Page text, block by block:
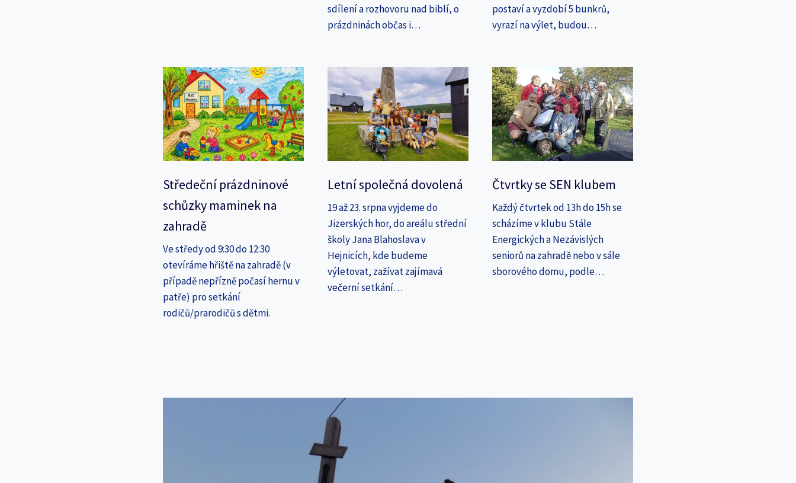
sdílení a rozhovoru nad biblí, o
prázdninách občas i…
postaví a vyzdobí 5 bunkrů,
vyrazí na výlet, budou…
Středeční prázdninové
schůzky maminek na
zahradě
Ve středy od 9:30 do 12:30
otevíráme hřiště na zahradě (v
případě nepřízně počasí hernu v
patře) pro setkání
rodičů/prarodičů s dětmi.
Letní společná dovolená
19 až 23. srpna vyjdeme do
Jizerských hor, do areálu střední
školy Jana Blahoslava v
Hejnicích, kde budeme
výletovat, zažívat zajímavá
večerní setkání…
Čtvrtky se SEN klubem
Každý čtvrtek od 13h do 15h se
scházíme v klubu Stále
Energických a Nezávislých
seniorů na zahradě nebo v sále
sborového domu, podle…